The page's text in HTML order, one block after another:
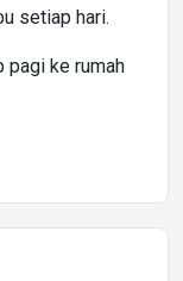
setiap hari.
pagi ke rumah